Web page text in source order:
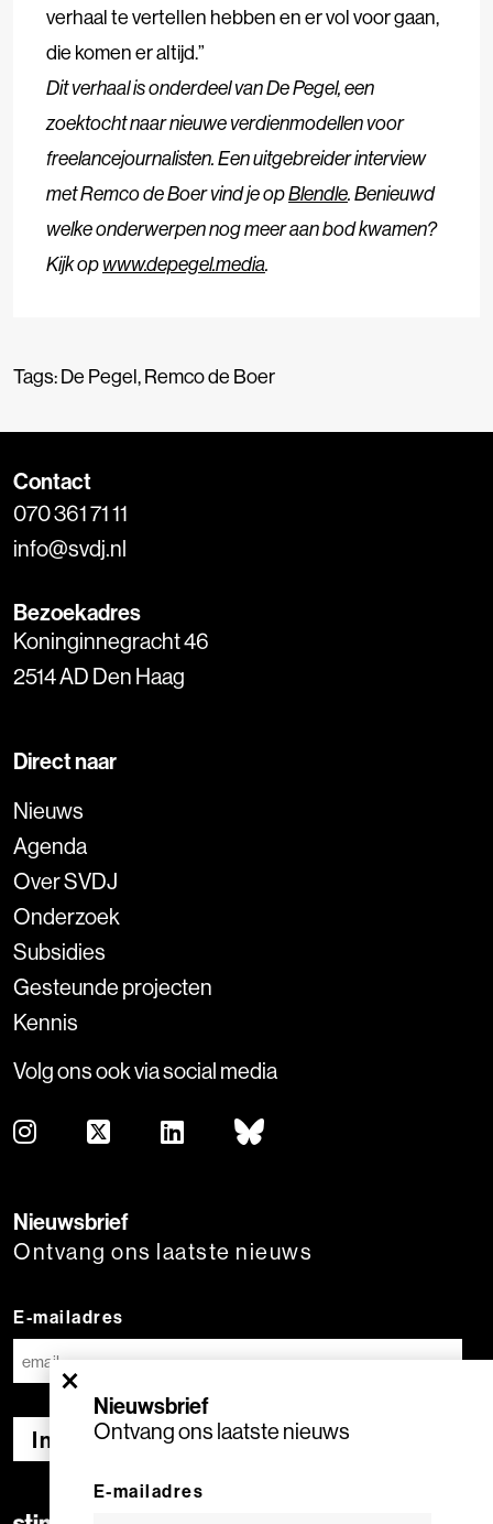
verhaal te vertellen hebben en er vol voor gaan,
die komen er altijd.”
Dit verhaal is onderdeel van De Pegel, een
zoektocht naar nieuwe verdienmodellen voor
freelancejournalisten. Een uitgebreider interview
met Remco de Boer vind je opBlendle. Benieuwd
welke onderwerpen nog meer aan bod kwamen?
Kijk opwww.depegel.media.
Tags:De Pegel,Remco de Boer
×
Nieuwsbrief
Ontvang ons laatste nieuws
E-mailadres
Contact
070 361 71 11
info@svdj.nl
Bezoekadres
Koninginnegracht 46
2514 AD Den Haag
Direct naar
Nieuws
Agenda
Over SVDJ
Onderzoek
Subsidies
Gesteunde projecten
Kennis
Volg ons ook via social media
Nieuwsbrief
Ontvang ons laatste nieuws
E-mailadres
Inschrijven